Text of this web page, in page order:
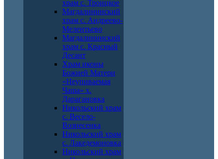
храм с. Троицкое
Магдалининский
храм с. Андреево-
Мелентьево
Магдалининский
храм с. Красный
Десант
Храм иконы
Божией Матери
«Неупиваемая
Чаша» х.
Дарагановка
Никольский храм
с. Весело-
Вознесенка
Никольский храм
с. Лакедемоновка
Никольский храм